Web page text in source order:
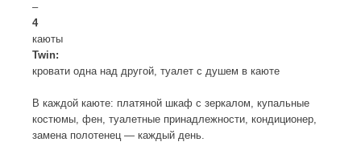
–
4
каюты
Twin:
кровати одна над другой, туалет с душем в каюте
В каждой каюте: платяной шкаф с зеркалом, купальные
костюмы, фен, туалетные принадлежности, кондиционер,
замена полотенец — каждый день.